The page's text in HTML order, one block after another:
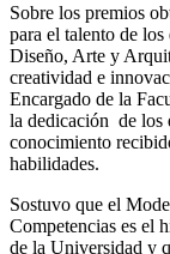
Sobre los premios
para el talento de
Diseño, Arte y
creatividad e
Encargado de la
la dedicación de los
conocimiento
habilidades.
Sostuvo que el
Competencias es el
de la Universidad y